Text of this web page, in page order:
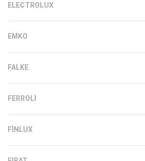
ELECTROLUX
EMKO
FALKE
FERROLI
FINLUX